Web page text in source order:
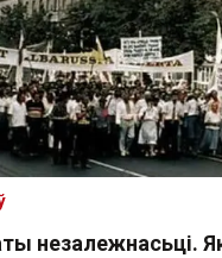
незалежнасьці.